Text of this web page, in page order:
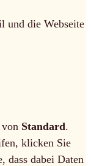
und die Webseite
Standard.
klicken Sie
dass dabei Daten